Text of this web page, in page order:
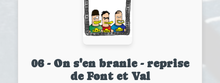
06 - On s'en branle - reprise
de Font et Val